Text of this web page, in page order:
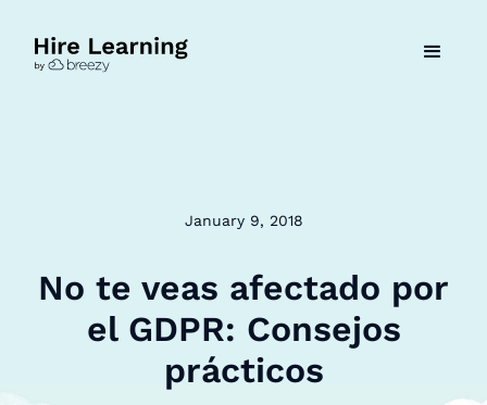
January 9, 2018
No te veas afectado por
el GDPR: Consejos
prácticos